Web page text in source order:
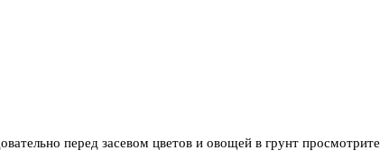
перед засевом цветов и овощей в грунт просмотрите